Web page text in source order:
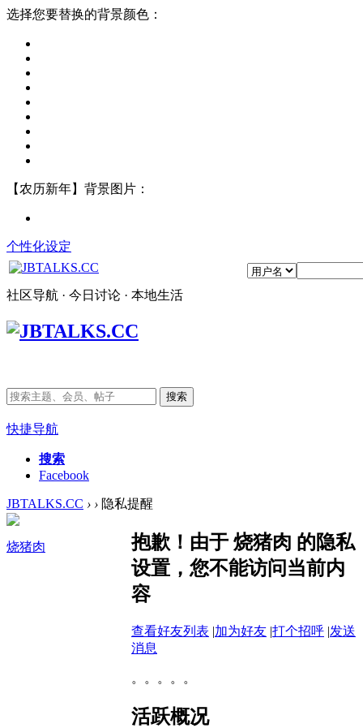
选择您要替换的背景颜色：
【农历新年】背景图片：
个性化设定
社区导航 · 今日讨论 · 本地生活
搜索
快捷导航
搜索
Facebook
JBTALKS.CC › › 隐私提醒
烧猪肉
抱歉！由于 烧猪肉 的隐私
设置，您不能访问当前内
容
查看好友列表 |加为好友 |打个招呼 |发送
消息
。。。。。
活跃概况